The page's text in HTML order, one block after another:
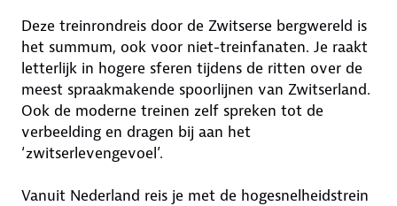
Deze treinrondreis door de Zwitserse bergwereld is
het summum, ook voor niet-treinfanaten. Je raakt
letterlijk in hogere sferen tijdens de ritten over de
meest spraakmakende spoorlijnen van Zwitserland.
Ook de moderne treinen zelf spreken tot de
verbeelding en dragen bij aan het
‘zwitserlevengevoel’.
Vanuit Nederland reis je met de hogesnelheidstrein